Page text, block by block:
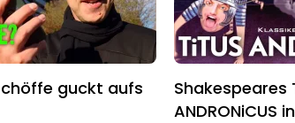
guckt aufs
Shakespeares
ANDRONiCUS